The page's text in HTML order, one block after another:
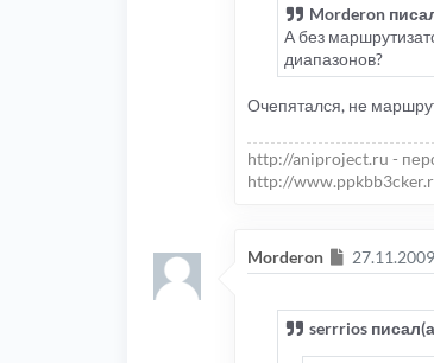
Morderon
А без
диапазонов?
Очепятался, не
http://aniproject.ru -
http://
Morderon Сообщение
27.11.2009
serrrios